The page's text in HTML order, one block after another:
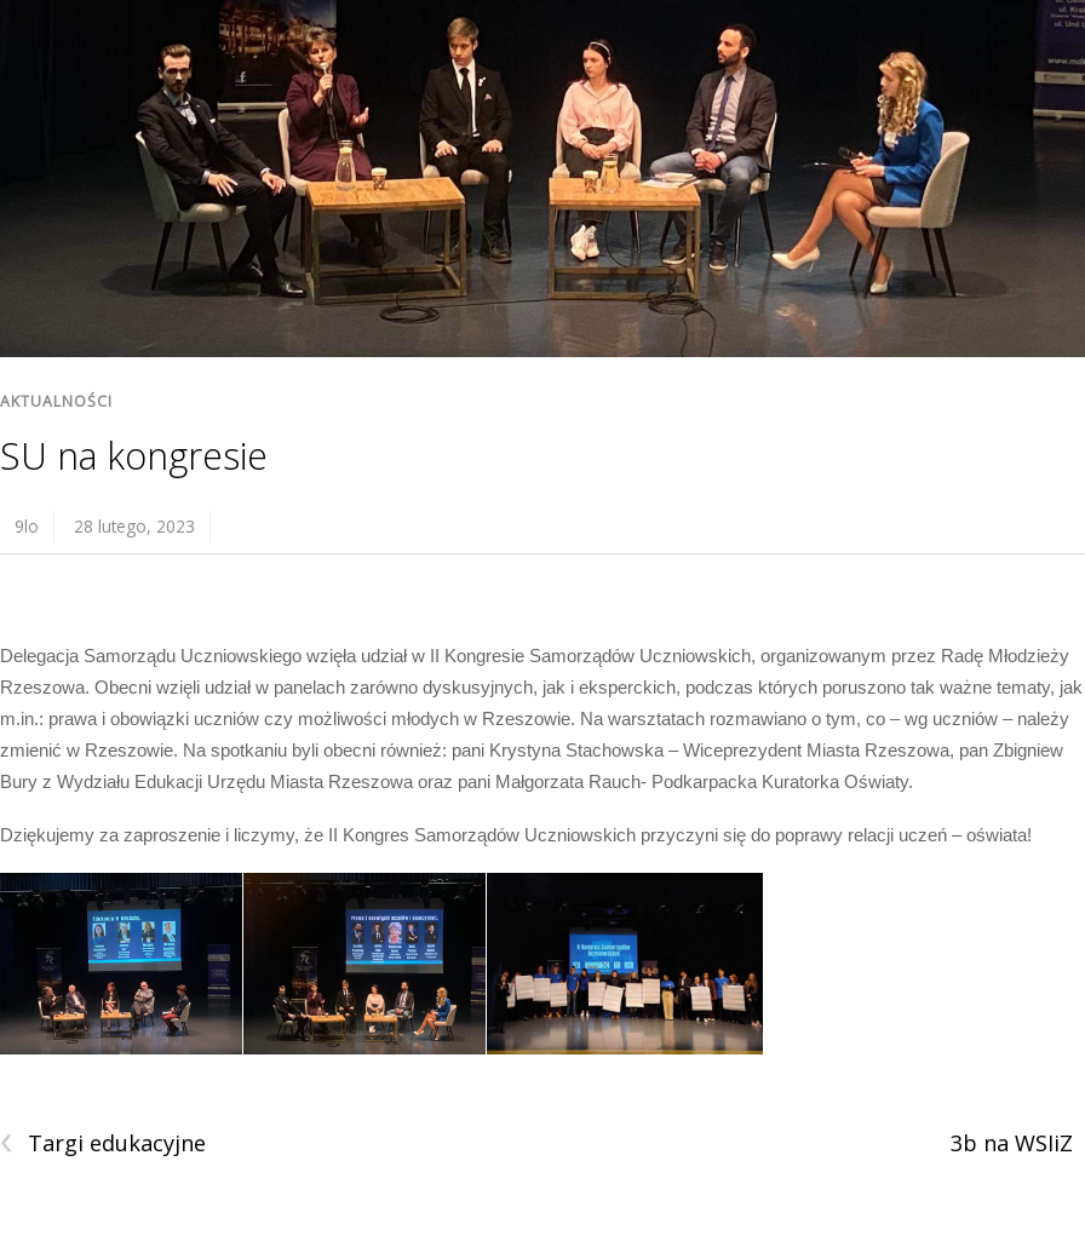
AKTUALNOŚCI
SU na kongresie
9lo 28 lutego, 2023
Delegacja Samorządu Uczniowskiego wzięła udział w II Kongresie Samorządów Uczniowskich, organizowanym przez Radę Młodzieży
Rzeszowa. Obecni wzięli udział w panelach zarówno dyskusyjnych, jak i eksperckich, podczas których poruszono tak ważne tematy, jak
m.in.: prawa i obowiązki uczniów czy możliwości młodych w Rzeszowie. Na warsztatach rozmawiano o tym, co – wg uczniów – należy
zmienić w Rzeszowie. Na spotkaniu byli obecni również: pani Krystyna Stachowska – Wiceprezydent Miasta Rzeszowa, pan Zbigniew
Bury z Wydziału Edukacji Urzędu Miasta Rzeszowa oraz pani Małgorzata Rauch- Podkarpacka Kuratorka Oświaty.
Dziękujemy za zaproszenie i liczymy, że II Kongres Samorządów Uczniowskich przyczyni się do poprawy relacji uczeń – oświata!
‹ Targi edukacyjne 3b na WSIiZ